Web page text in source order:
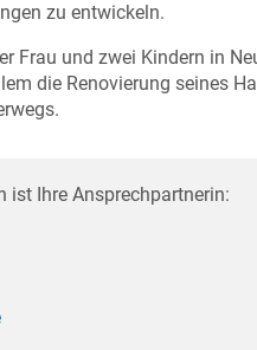
zu entwickeln.
Frau und zwei Kindern in
die Renovierung seines
ist Ihre Ansprechpartnerin: